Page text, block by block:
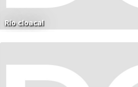
Río cloacal